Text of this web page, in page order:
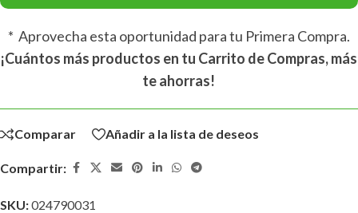
* Aprovecha esta oportunidad para tu Primera Compra.
¡Cuántos más productos en tu Carrito de Compras, más
te ahorras!
Comparar Añadir a la lista de deseos
Compartir:
SKU:024790031